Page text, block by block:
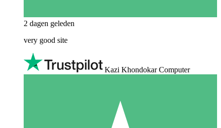
2 dagen geleden
very good site
Kazi Khondokar Computer